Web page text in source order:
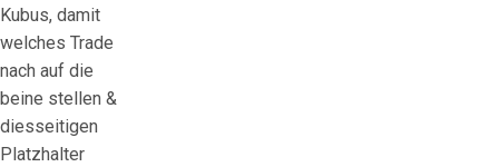
Kubus, damit
welches Trade
nach auf die
beine stellen &
diesseitigen
Platzhalter